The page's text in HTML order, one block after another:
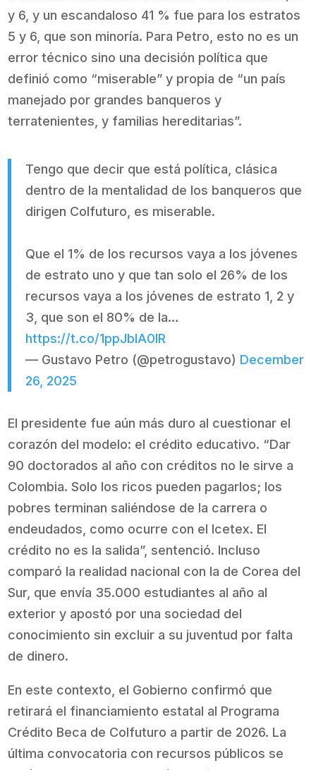
y 6, y un escandaloso 41 % fue para los estratos
5 y 6, que son minoría. Para Petro, esto no es un
error técnico sino una decisión política que
definió como “miserable” y propia de “un país
manejado por grandes banqueros y
terratenientes, y familias hereditarias”.
Tengo que decir que está política, clásica
dentro de la mentalidad de los banqueros que
dirigen Colfuturo, es miserable.
Que el 1% de los recursos vaya a los jóvenes
de estrato uno y que tan solo el 26% de los
recursos vaya a los jóvenes de estrato 1, 2 y
3, que son el 80% de la…
https://t.co/1ppJblA0IR
— Gustavo Petro (@petrogustavo) December
26, 2025
El presidente fue aún más duro al cuestionar el
corazón del modelo: el crédito educativo. “Dar
90 doctorados al año con créditos no le sirve a
Colombia. Solo los ricos pueden pagarlos; los
pobres terminan saliéndose de la carrera o
endeudados, como ocurre con el Icetex. El
crédito no es la salida”, sentenció. Incluso
comparó la realidad nacional con la de Corea del
Sur, que envía 35.000 estudiantes al año al
exterior y apostó por una sociedad del
conocimiento sin excluir a su juventud por falta
de dinero.
En este contexto, el Gobierno confirmó que
retirará el financiamiento estatal al Programa
Crédito Beca de Colfuturo a partir de 2026. La
última convocatoria con recursos públicos se